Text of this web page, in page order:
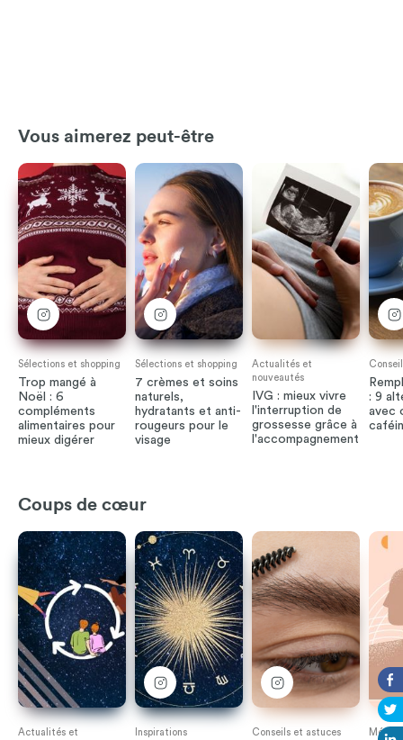
Vous aimerez peut-être
Sélections et shopping
Trop mangé à
Noël : 6
compléments
alimentaires pour
mieux digérer
Sélections et shopping
7 crèmes et soins
naturels,
hydratants et anti-
rougeurs pour le
visage
Actualités et
nouveautés
IVG : mieux vivre
l'interruption de
grossesse grâce à
l'accompagnement
: 9
avec
Coups de cœur
Actualités et
Inspirations Conseils et astuces